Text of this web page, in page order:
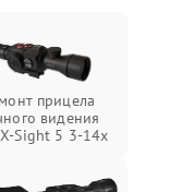
прицела
видения
X-Sight 5 3-14x